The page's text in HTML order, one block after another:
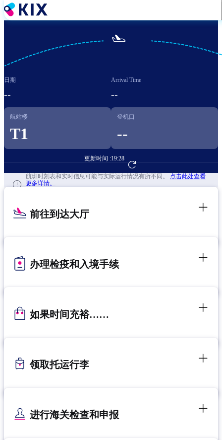
跳
转
内

日期
--
Arrival Time
--
航站楼
T1
登机口
--
更新时间 :19:28
前往航班预订
航班时刻表和实时信息可能与实际运行情况有所不同。 点击此处查看
更多详情。
前往到达大厅
办理检疫和入境手续
如果时间充裕……
领取托运行李
进行海关检查和申报